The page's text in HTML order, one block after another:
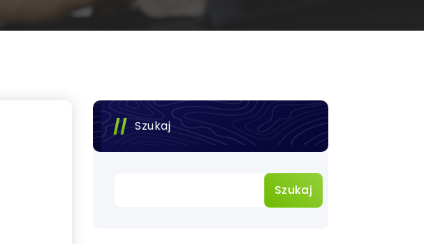
Szukaj
Szukaj